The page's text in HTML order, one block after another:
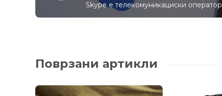
Skype е телекомуникациски оператор
Поврзани артикли